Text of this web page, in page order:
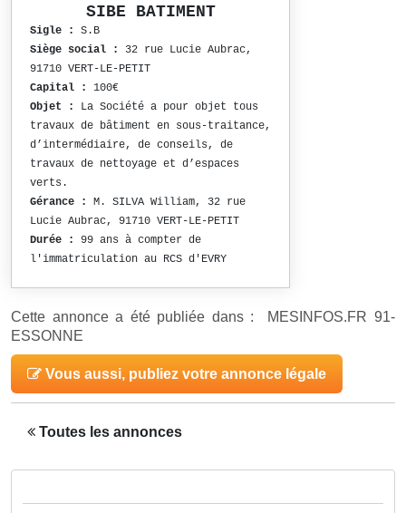
SIBE BATIMENT
Sigle :
S.B
Siège social :
32 rue Lucie Aubrac,
91710 VERT-LE-PETIT
Capital :
100€
Objet :
La Société a pour objet tous
travaux de bâtiment en sous-traitance,
d’intermédiaire, de conseils, de
travaux de nettoyage et d’espaces
verts.
Gérance :
M. SILVA William, 32 rue
Lucie Aubrac, 91710 VERT-LE-PETIT
Durée :
99 ans à compter de
l'immatriculation au RCS d'EVRY
Cette annonce a été publiée dans : MESINFOS.FR 91-
ESSONNE
Vous aussi, publiez votre annonce légale
Toutes les annonces